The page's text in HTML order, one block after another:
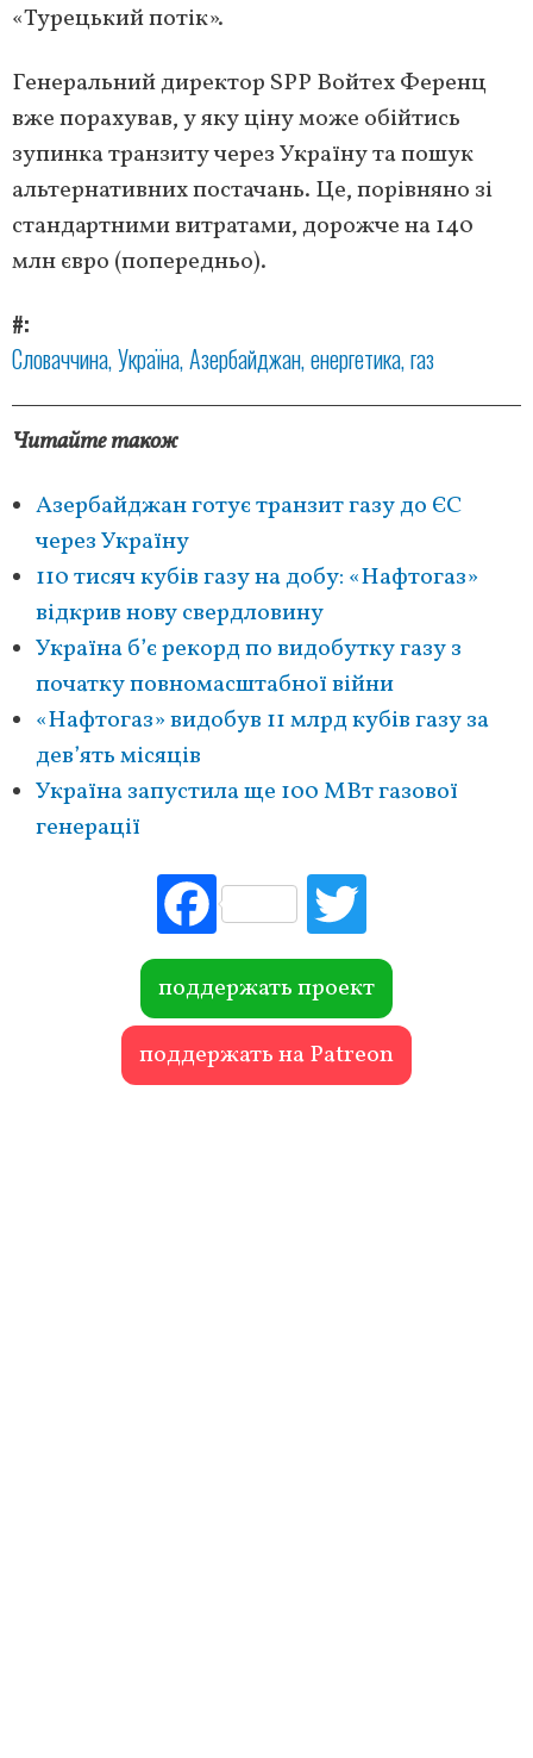
«Турецький потік».
Генеральний директор SPP Войтех Ференц
вже порахував, у яку ціну може обійтись
зупинка транзиту через Україну та пошук
альтернативних постачань. Це, порівняно зі
стандартними витратами, дорожче на 140
млн євро (попередньо).
#
Словаччина Україна Азербайджан енергетика газ
Читайте також
Азербайджан готує транзит газу до ЄС
через Україну
110 тисяч кубів газу на добу: «Нафтогаз»
відкрив нову свердловину
Україна б’є рекорд по видобутку газу з
початку повномасштабної війни
«Нафтогаз» видобув 11 млрд кубів газу за
дев’ять місяців
Україна запустила ще 100 МВт газової
генерації
Fac
ebo
ok r
поддержать проект
поддержать на Patreon